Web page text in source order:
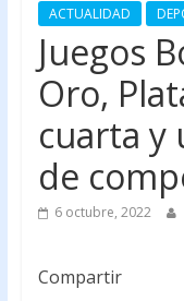
ACTUALIDAD
Juegos
Oro,
cuarta y
de
6 octubre, 2022
Compartir